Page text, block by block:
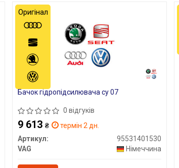
Бачок гідропідсилювача cy 07
0 відгуків
9 613₴
термін 2 дн.
Артикул:
95531401530
VAG
Німеччина
Оригінал